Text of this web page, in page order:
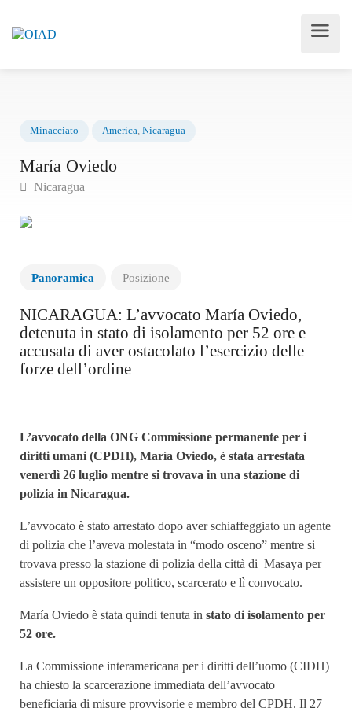
María Oviedo
Panoramica Posizione
NICARAGUA: L’avvocato María Oviedo,
detenuta in stato di isolamento per 52 ore e
accusata di aver ostacolato l’esercizio delle
forze dell’ordine
L’avvocato della ONG Commissione permanente per i
diritti umani (CPDH), María Oviedo, è stata arrestata
venerdì 26 luglio mentre si trovava in una stazione di
polizia in Nicaragua.
L’avvocato è stato arrestato dopo aver schiaffeggiato un agente
di polizia che l’aveva molestata in “modo osceno” mentre si
trovava presso la stazione di polizia della città di Masaya per
assistere un oppositore politico, scarcerato e lì convocato.
María Oviedo è stata quindi tenuta in stato di isolamento per
52 ore.
La Commissione interamericana per i diritti dell’uomo (CIDH)
ha chiesto la scarcerazione immediata dell’avvocato
beneficiaria di misure provvisorie e membro del CPDH. Il 27